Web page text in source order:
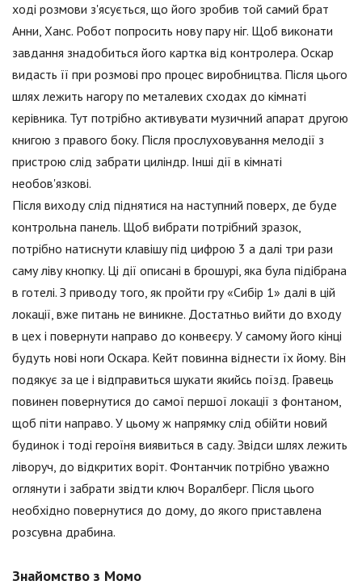
ході розмови з'ясується, що його зробив той самий брат
Анни, Ханс. Робот попросить нову пару ніг. Щоб виконати
завдання знадобиться його картка від контролера. Оскар
видасть її при розмові про процес виробництва. Після цього
шлях лежить нагору по металевих сходах до кімнаті
керівника. Тут потрібно активувати музичний апарат другою
книгою з правого боку. Після прослуховування мелодії з
пристрою слід забрати циліндр. Інші дії в кімнаті
необов'язкові.
Після виходу слід піднятися на наступний поверх, де буде
контрольна панель. Щоб вибрати потрібний зразок,
потрібно натиснути клавішу під цифрою 3 а далі три рази
саму ліву кнопку. Ці дії описані в брошурі, яка була підібрана
в готелі. З приводу того, як пройти гру «Сибір 1» далі в цій
локації, вже питань не виникне. Достатньо вийти до входу
в цех і повернути направо до конвеєру. У самому його кінці
будуть нові ноги Оскара. Кейт повинна віднести їх йому. Він
подякує за це і відправиться шукати якийсь поїзд. Гравець
повинен повернутися до самої першої локації з фонтаном,
щоб піти направо. У цьому ж напрямку слід обійти новий
будинок і тоді героїня виявиться в саду. Звідси шлях лежить
ліворуч, до відкритих воріт. Фонтанчик потрібно уважно
оглянути і забрати звідти ключ Воралберг. Після цього
необхідно повернутися до дому, до якого приставлена
розсувна драбина.
Знайомство з Момо